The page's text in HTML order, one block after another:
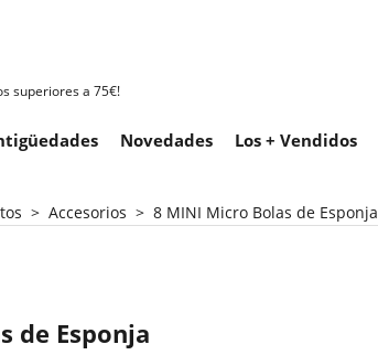
superiores a 75€!
Novedades Los + Vendidos
> Accesorios > 8 MINI Micro Bolas de Esponja
de Esponja